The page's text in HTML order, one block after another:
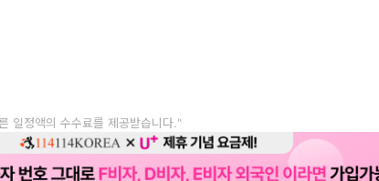
일정액의 수수료를 제공받습니다."